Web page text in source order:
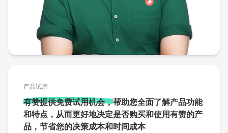
产品试用
有赞提供免费试用机会，帮助您全面了解产品功能
和特点，从而更好地决定是否购买和使用有赞的产
品，节省您的决策成本和时间成本